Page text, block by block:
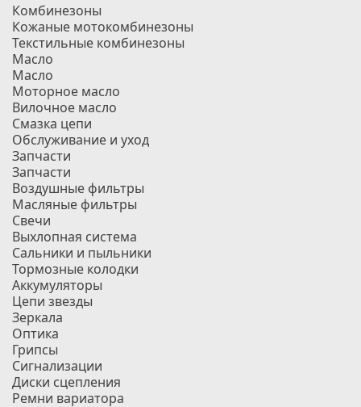
Комбинезоны
Кожаные мотокомбинезоны
Текстильные комбинезоны
Масло
Масло
Моторное масло
Вилочное масло
Смазка цепи
Обслуживание и уход
Запчасти
Запчасти
Воздушные фильтры
Масляные фильтры
Свечи
Выхлопная система
Сальники и пыльники
Тормозные колодки
Аккумуляторы
Цепи звезды
Зеркала
Оптика
Грипсы
Сигнализации
Диски сцепления
Ремни вариатора